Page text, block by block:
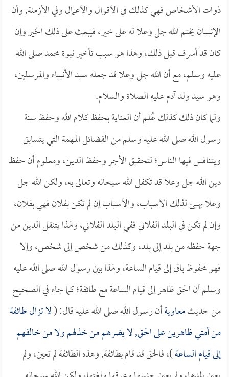
ذوات الأشخاص فهي كذلك في الأقوال والأعمال وفي الأزمنة, وأن
الإنسان يختم الله جل وعلا له على خير، فيبعث على ذلك الخير وإن
كان قد أسرف قبل ذلك، وهذا هو سبب تأخير نبوة محمد صلى الله
عليه وسلم، مع أن الله جل وعلا قد جعله سيد الأنبياء والمرسلين،
وهو سيد ولد آدم عليه الصلاة والسلام.
ولما كان ذلك كذلك عُلم أن العناية بحفظ كلام الله وحفظ سنة
رسول الله صلى الله عليه وسلم من الفضائل المهمة التي يتسابق
ويتنافس فيها الناس؛ لتحقيق الأجر وحفظ الدين، ومعلوم أن حفظ
دين الله جل وعلا قد تكفل الله سبحانه وتعالى به، ولكن الله جل
وعلا يهيئ لذلك الأسباب، والأسباب إن لم تكن بفلان فهي بفلان،
وإن لم تكن في البلد الفلاني ففي البلد الفلاني، ولهذا يتنقل الدين من
جهة حفظه من بلد إلى بلد، وكذلك من شخص إلى شخص، وإلا
فهو محفوظ باق إلى قيام الساعة، ولهذا بين رسول الله صلى الله عليه
وسلم أن الحق ظاهر إلى قيام الساعة مع طائفة؛ كما جاء في الصحيح
من حديثمعاويةأن رسول الله صلى الله عليه قال: (لا تزال طائفة
من أمتي ظاهرين على الحق, لا يضرهم من خذلهم ولا من خالفهم
إلى قيام الساعة)، فالحق قد قام بطائفة, وهذه الطائفة لم تعين، ولم